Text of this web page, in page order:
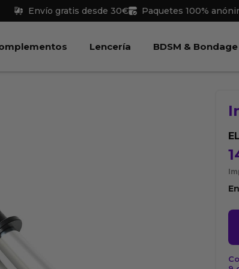
Envío gratis desde 30€ Paquetes 100%
Juguetes Abrir Complementos
Lencería Abrir Lencería
BDSM & Bondage